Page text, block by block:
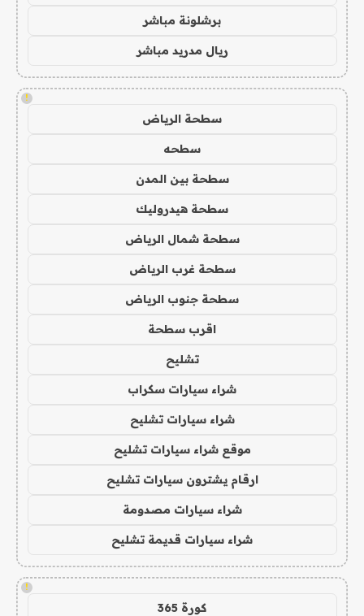
برشلونة مباشر
ريال مدريد مباشر
!
سطحة الرياض
سطحه
سطحة بين المدن
سطحة هيدروليك
سطحة شمال الرياض
سطحة غرب الرياض
سطحة جنوب الرياض
اقرب سطحة
تشليح
شراء سيارات سكراب
شراء سيارات تشليح
موقع شراء سيارات تشليح
ارقام يشترون سيارات تشليح
شراء سيارات مصدومة
شراء سيارات قديمة تشليح
!
كورة 365